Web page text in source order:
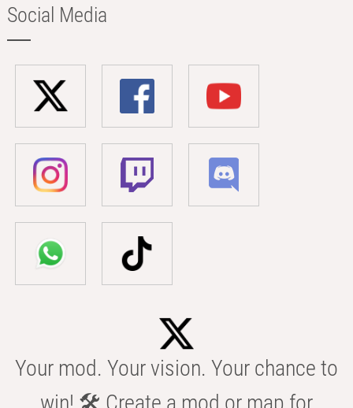
Social Media
Your mod. Your vision. Your chance to
win! 🛠️ Create a mod or map for